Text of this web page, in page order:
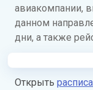
авиакомпании,
данном
дни, а также
Открыть